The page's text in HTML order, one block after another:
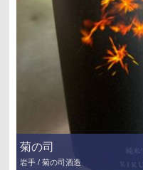
菊の司
岩手 / 菊の司酒造